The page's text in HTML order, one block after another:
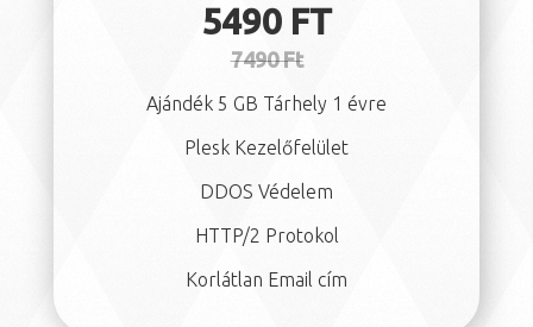
5490 FT
7490 Ft
Ajándék 5 GB Tárhely 1 évre
Plesk Kezelőfelület
DDOS Védelem
HTTP/2 Protokol
Korlátlan Email cím